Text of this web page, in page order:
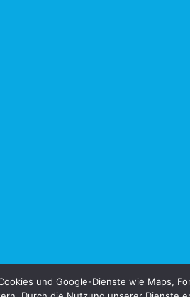
und Google-Dienste wie Maps,